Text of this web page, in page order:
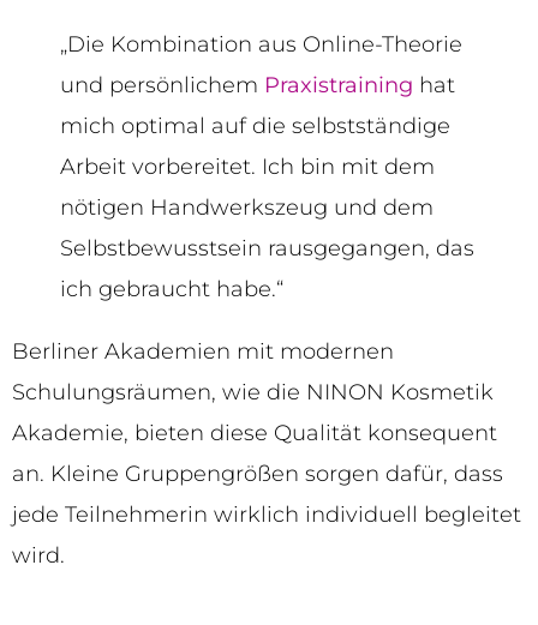
„Die Kombination aus Online-Theorie
und persönlichem Praxistraining hat
mich optimal auf die selbstständige
Arbeit vorbereitet. Ich bin mit dem
nötigen Handwerkszeug und dem
Selbstbewusstsein rausgegangen, das
ich gebraucht habe.“
Berliner Akademien mit modernen
Schulungsräumen, wie die NINON Kosmetik
Akademie, bieten diese Qualität konsequent
an. Kleine Gruppengrößen sorgen dafür, dass
jede Teilnehmerin wirklich individuell begleitet
wird.